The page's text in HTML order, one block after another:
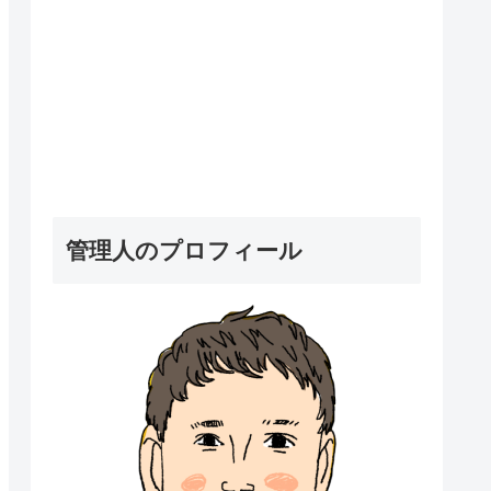
管理人のプロフィール